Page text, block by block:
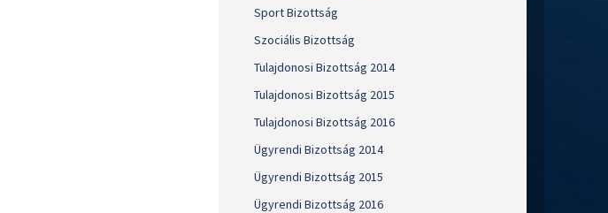
Sport Bizottság
Szociális Bizottság
Tulajdonosi Bizottság 2014
Tulajdonosi Bizottság 2015
Tulajdonosi Bizottság 2016
Ügyrendi Bizottság 2014
Ügyrendi Bizottság 2015
Ügyrendi Bizottság 2016